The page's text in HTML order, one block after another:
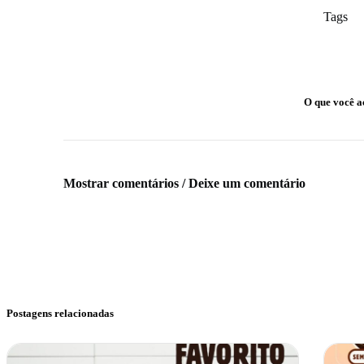
Tags
O que você
Mostrar comentários / Deixe um comentário
Postagens relacionadas